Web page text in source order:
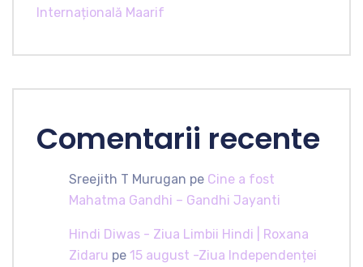
Internațională Maarif
Comentarii recente
Sreejith T Murugan pe Cine a fost
Mahatma Gandhi – Gandhi Jayanti
Hindi Diwas - Ziua Limbii Hindi | Roxana
Zidaru pe 15 august -Ziua Independenței